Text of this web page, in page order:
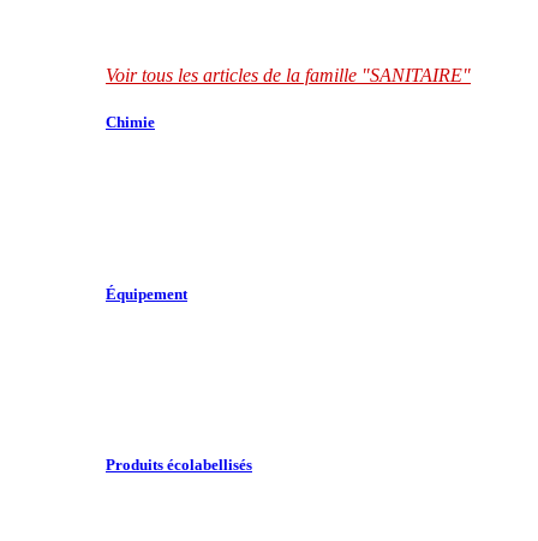
Voir tous les articles de la famille "SANITAIRE"
Chimie
Équipement
Produits écolabellisés